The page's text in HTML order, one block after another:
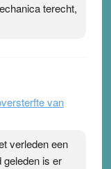
terecht,
van
verleden een
geleden is er